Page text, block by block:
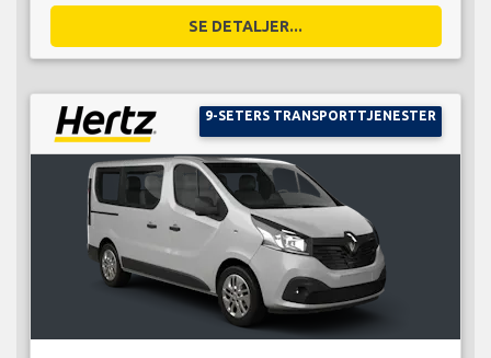
SE DETALJER...
9-SETERS TRANSPORTTJENESTER